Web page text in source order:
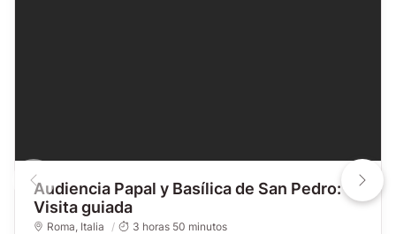
Audiencia Papal y Basílica de San Pedro:
Visita guiada
Roma Italia 3 horas 50 minutos